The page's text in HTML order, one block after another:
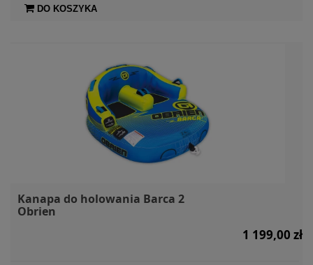
DO KOSZYKA
Kanapa do holowania Barca 2
Obrien
1 199,00 zł